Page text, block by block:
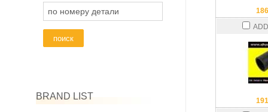
по номеру детали
BRAND LIST